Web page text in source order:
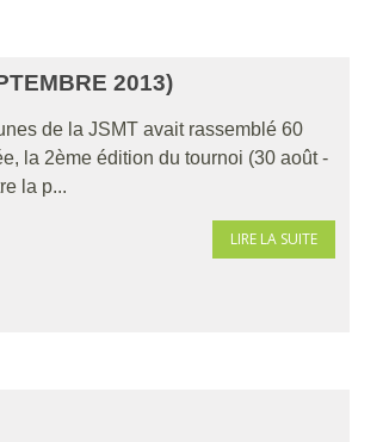
2013)
de la JSMT avait rassemblé 60
la 2ème édition du tournoi (30 août -
la p...
LIRE LA SUITE